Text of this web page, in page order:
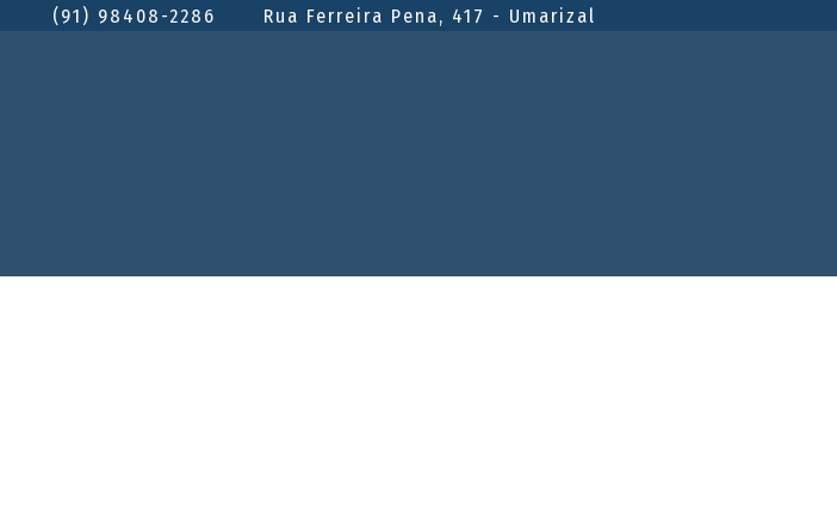
(91) 98408-2286 Rua Ferreira Pena, 417 - Umarizal